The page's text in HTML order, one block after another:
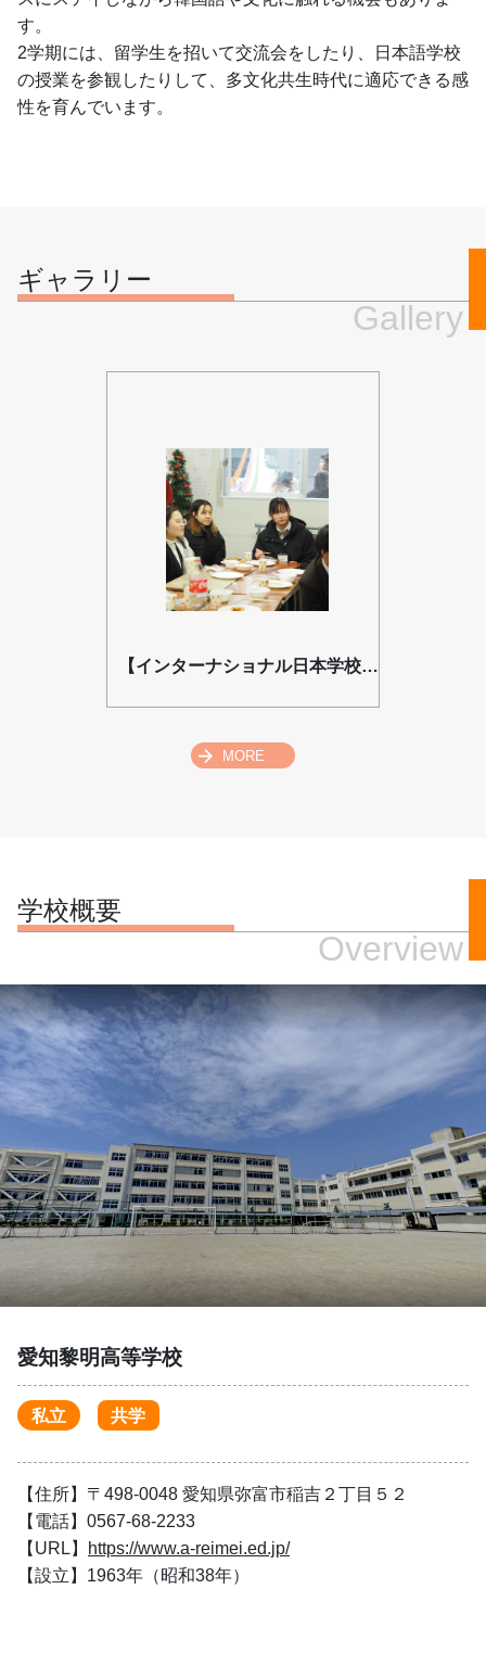
す。
2学期には、留学生を招いて交流会をしたり、日本語学校
の授業を参観したりして、多文化共生時代に適応できる感
性を育んでいます。
ギャラリー
Gallery
【インターナショナル日本学校_ポットラックパーティー】
MORE
学校概要
Overview
愛知黎明高等学校
私立 共学
【住所】〒498-0048 愛知県弥富市稲吉２丁目５２
【電話】0567-68-2233
【URL】
https://www.a-reimei.ed.jp/
【設立】1963年（昭和38年）